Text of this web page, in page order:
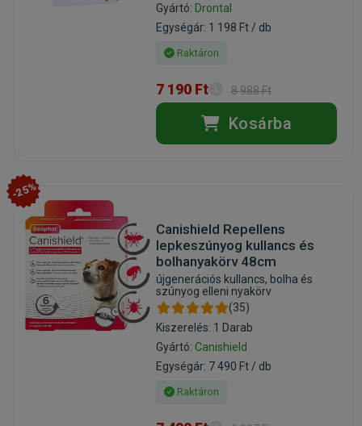
Gyártó: Drontal
Egységár: 1 198 Ft / db
Raktáron
7 190 Ft 8 988 Ft
Kosárba
-25%
Canishield Repellens
lepkeszúnyog kullancs és
bolhanyakörv 48cm
újgenerációs kullancs, bolha és
szúnyog elleni nyakörv
(35)
Kiszerelés: 1 Darab
Gyártó: Canishield
Egységár: 7 490 Ft / db
Raktáron